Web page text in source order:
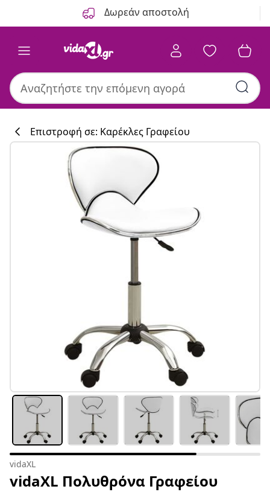
Δωρεάν αποστολή
#sharemevidaxl
Επιστροφή σε: Καρέκλες Γραφείου
vidaXL
vidaXL Πολυθρόνα Γραφείου